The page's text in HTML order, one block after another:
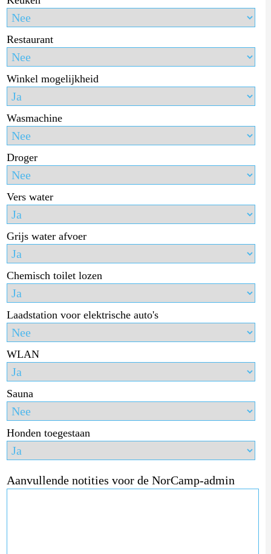
Restaurant
Winkel mogelijkheid
Wasmachine
Droger
Vers water
Grijs water afvoer
Chemisch toilet lozen
Laadstation voor elektrische auto's
WLAN
Sauna
Honden toegestaan
Aanvullende notities voor de NorCamp-admin